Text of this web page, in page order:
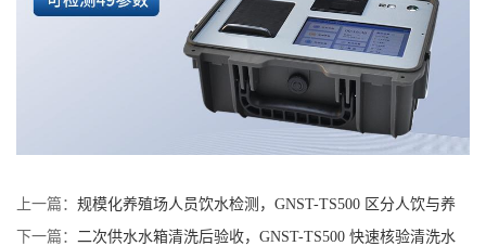
上一篇： 规模化养殖场人员饮水检测，GNST-TS500 区分人饮与养
殖用水管控
下一篇：
二次供水水箱清洗后验收，GNST-TS500 快速核验清洗水